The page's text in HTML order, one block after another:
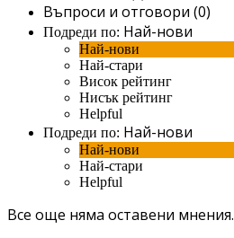
Въпроси и отговори (0)
Подреди по: Най-нови
Най-нови
Най-стари
Висок рейтинг
Нисък рейтинг
Helpful
Подреди по: Най-нови
Най-нови
Най-стари
Helpful
Все още няма оставени мнения.